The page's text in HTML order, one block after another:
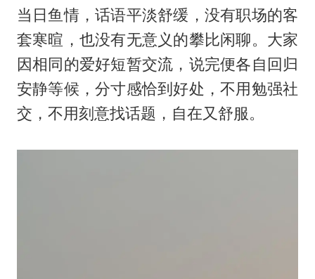
当日鱼情，话语平淡舒缓，没有职场的客
套寒暄，也没有无意义的攀比闲聊。大家
因相同的爱好短暂交流，说完便各自回归
安静等候，分寸感恰到好处，不用勉强社
交，不用刻意找话题，自在又舒服。